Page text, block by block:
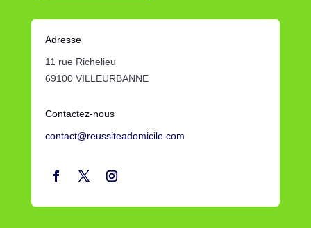
Adresse
11 rue Richelieu
69100 VILLEURBANNE
Contactez-nous
contact@reussiteadomicile.com